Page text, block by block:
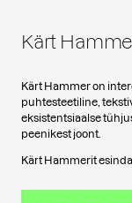
Kärt
Kärt Hammer on
puhtesteetiline,
eksistentsiaalse
peenikest joont.
Kärt Hammerit